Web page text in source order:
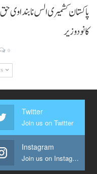
پاکستان کشمیری الس نا بنداوی
کانودوزیر
0
Twitter
Join us on Twitter
Instagram
Join us on Instagram